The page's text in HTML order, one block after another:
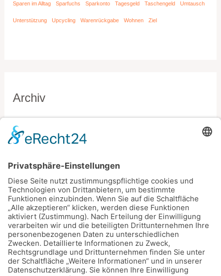
Sparen im Alltag Sparfuchs Sparkonto Tagesgeld Taschengeld Umtausch
Unterstützung Upcycling Warenrückgabe Wohnen Ziel
Archiv